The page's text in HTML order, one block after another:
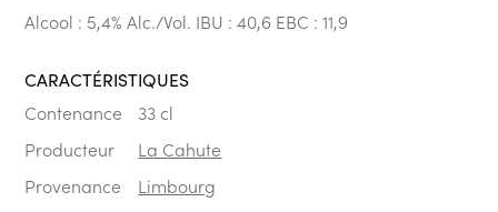
Alcool : 5,4% Alc./Vol. IBU : 40,6 EBC : 11,9
CARACTÉRISTIQUES
Contenance
33 cl
Producteur
La Cahute
Provenance
Limbourg